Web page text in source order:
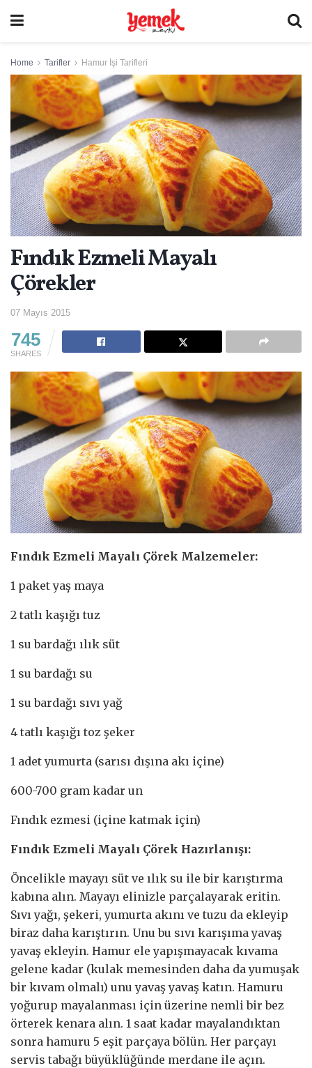
Home Tarifler Hamur İşi Tarifleri
Fındık Ezmeli Mayalı
Çörekler
07 Mayıs 2015
745
SHARES
Fındık Ezmeli Mayalı Çörek Malzemeler:
1 paket yaş maya
2 tatlı kaşığı tuz
1 su bardağı ılık süt
1 su bardağı su
1 su bardağı sıvı yağ
4 tatlı kaşığı toz şeker
1 adet yumurta (sarısı dışına akı içine)
600-700 gram kadar un
Fındık ezmesi (içine katmak için)
Fındık Ezmeli Mayalı Çörek Hazırlanışı:
Öncelikle mayayı süt ve ılık su ile bir karıştırma
kabına alın. Mayayı elinizle parçalayarak eritin.
Sıvı yağı, şekeri, yumurta akını ve tuzu da ekleyip
biraz daha karıştırın. Unu bu sıvı karışıma yavaş
yavaş ekleyin. Hamur ele yapışmayacak kıvama
gelene kadar (kulak memesinden daha da yumuşak
bir kıvam olmalı) unu yavaş yavaş katın. Hamuru
yoğurup mayalanması için üzerine nemli bir bez
örterek kenara alın. 1 saat kadar mayalandıktan
sonra hamuru 5 eşit parçaya bölün. Her parçayı
servis tabağı büyüklüğünde merdane ile açın.